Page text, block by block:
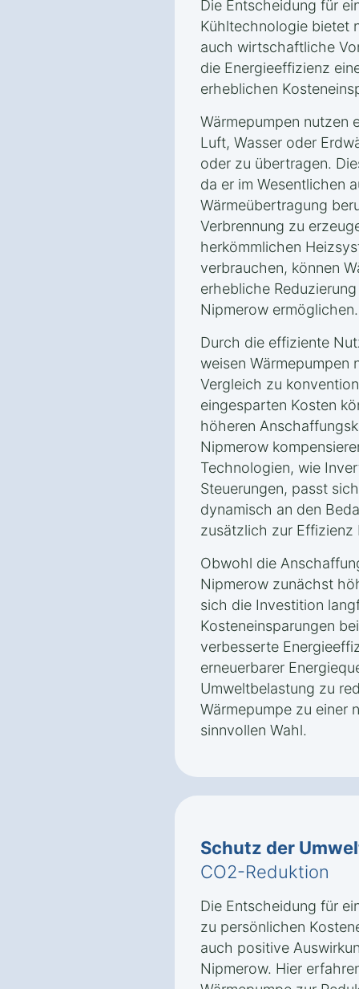
Die Entscheidung für
Kühltechnologie bietet
auch wirtschaftliche
die Energieeffizienz
erheblichen
Wärmepumpen nutzen
Luft, Wasser oder
oder zu übertragen.
da er im Wesentlichen
Wärmeübertragung
Verbrennung zu
herkömmlichen
verbrauchen, können
erhebliche
Nipmerow ermöglichen.
Durch die effiziente
weisen Wärmepumpen
Vergleich zu
eingesparten Kosten
höheren
Nipmerow
Technologien, wie
Steuerungen, passt
dynamisch an den
zusätzlich zur Effizienz
Obwohl die
Nipmerow zunächst
sich die Investition
Kosteneinsparungen
verbesserte
erneuerbarer
Umweltbelastung zu
Wärmepumpe zu einer
sinnvollen Wahl.
Schutz der
CO2-Reduktion
Die Entscheidung für
zu persönlichen
auch positive
Nipmerow. Hier